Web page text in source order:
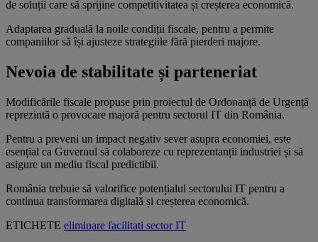
de soluții care să sprijine competitivitatea și creșterea economică.
Adaptarea graduală la noile condiții fiscale, pentru a permite
companiilor să își ajusteze strategiile fără pierderi majore.
Nevoia de stabilitate și parteneriat
Modificările fiscale propuse prin proiectul de Ordonanță de Urgență
reprezintă o provocare majoră pentru sectorul IT din România.
Pentru a preveni un impact negativ sever asupra economiei, este
esențial ca Guvernul să colaboreze cu reprezentanții industriei și să
asigure un mediu fiscal predictibil.
România trebuie să valorifice potențialul sectorului IT pentru a
continua transformarea digitală și creșterea economică.
ETICHETE eliminare facilitati sector IT